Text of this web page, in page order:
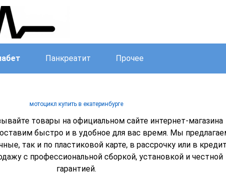
Панкреатит Прочее
мотоцикл купить в екатеринбурге
товары на официальном сайте интернет-магазина
быстро и в удобное для вас время. Мы
так и по пластиковой карте, в рассрочку или в
с профессиональной сборкой, установкой и честной
гарантией.